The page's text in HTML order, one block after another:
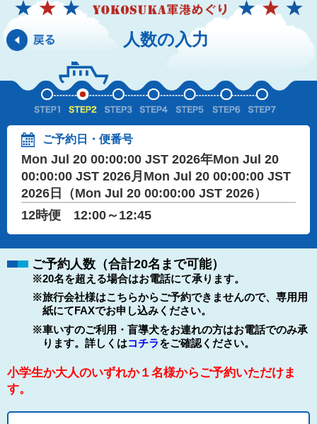
人数の入力
ご予約日・便番号
Mon Jul 20 00:00:00 JST 2026年Mon Jul 20
00:00:00 JST 2026月Mon Jul 20 00:00:00 JST
2026日（Mon Jul 20 00:00:00 JST 2026）
12時便 12:00～12:45
ご予約人数（合計20名まで可能）
※20名を超える場合はお電話にて承ります。
※旅行会社様はこちらからご予約できませんので、専用用
紙にてFAXでお申し込みください。
※車いすのご利用・盲導犬をお連れの方はお電話でのみ承
ります。詳しくはコチラをご確認ください。
小学生か大人のいずれか１名様からご予約いただけま
す。